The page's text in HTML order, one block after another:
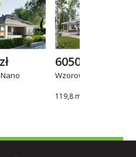
Wzorowy 2
119,8 m²
6050 zł